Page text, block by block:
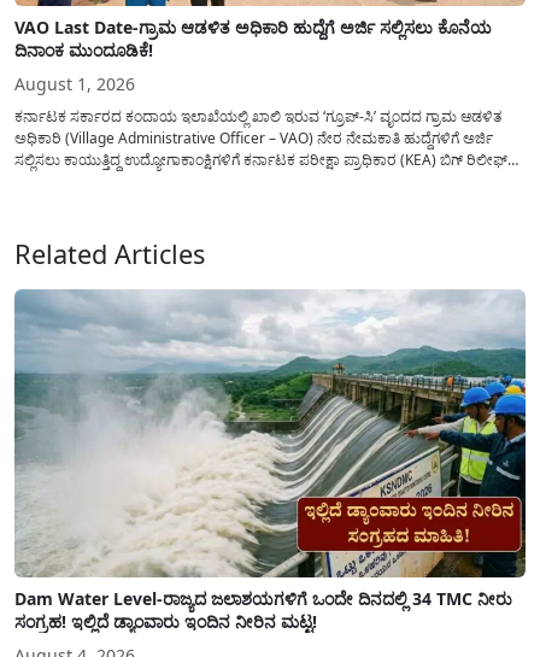
VAO Last Date-ಗ್ರಾಮ ಆಡಳಿತ ಅಧಿಕಾರಿ ಹುದ್ದೆಗೆ ಅರ್ಜಿ ಸಲ್ಲಿಸಲು ಕೊನೆಯ
ದಿನಾಂಕ ಮುಂದೂಡಿಕೆ!
August 1, 2026
ಕರ್ನಾಟಕ ಸರ್ಕಾರದ ಕಂದಾಯ ಇಲಾಖೆಯಲ್ಲಿ ಖಾಲಿ ಇರುವ ‘ಗ್ರೂಪ್-ಸಿ’ ವೃಂದದ ಗ್ರಾಮ ಆಡಳಿತ
ಅಧಿಕಾರಿ (Village Administrative Officer – VAO) ನೇರ ನೇಮಕಾತಿ ಹುದ್ದೆಗಳಿಗೆ ಅರ್ಜಿ
ಸಲ್ಲಿಸಲು ಕಾಯುತ್ತಿದ್ದ ಉದ್ಯೋಗಾಕಾಂಕ್ಷಿಗಳಿಗೆ ಕರ್ನಾಟಕ ಪರೀಕ್ಷಾ ಪ್ರಾಧಿಕಾರ (KEA) ಬಿಗ್ ರಿಲೀಫ್
Related Articles
Dam Water Level-ರಾಜ್ಯದ ಜಲಾಶಯಗಳಿಗೆ ಒಂದೇ ದಿನದಲ್ಲಿ 34 TMC ನೀರು
ಸಂಗ್ರಹ! ಇಲ್ಲಿದೆ ಡ್ಯಾಂವಾರು ಇಂದಿನ ನೀರಿನ ಮಟ್ಟ!